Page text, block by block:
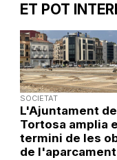
ET POT
SOCIETAT
L'Ajuntament de
Tortosa amplia
termini de les
de